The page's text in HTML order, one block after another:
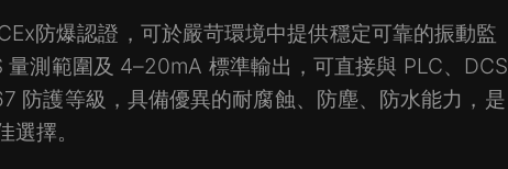
防爆認證，可於嚴苛環境中提供穩定可靠的振動監
測範圍及 4–20mA 標準輸出，可直接與 PLC、DCS
防護等級，具備優異的耐腐蝕、防塵、防水能力，是
擇。